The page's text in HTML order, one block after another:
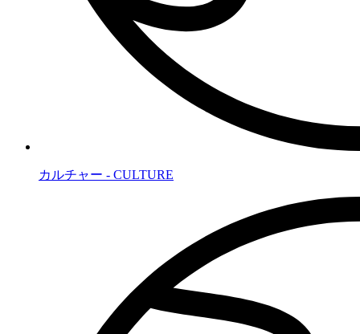
カルチャー - CULTURE